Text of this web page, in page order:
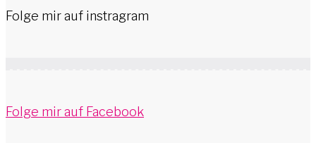
Folge mir auf instragram
Folge mir auf Facebook